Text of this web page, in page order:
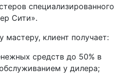
специализированного
Сити».
мастеру, клиент получает:
средств до 50% в
у дилера;